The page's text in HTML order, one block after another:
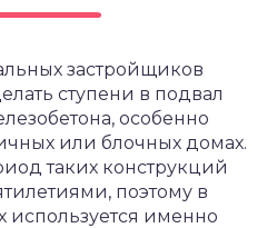
застройщиков
ступени в подвал
особенно
или блочных домах.
таких конструкций
поэтому в
используется именно